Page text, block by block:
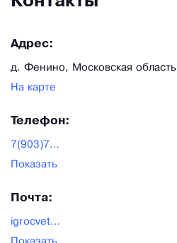
Адрес:
д. Фенино, Московская область
На карте
Телефон:
7(903)725-96-77
Показать
Почта:
igrocvet@yandex.ru